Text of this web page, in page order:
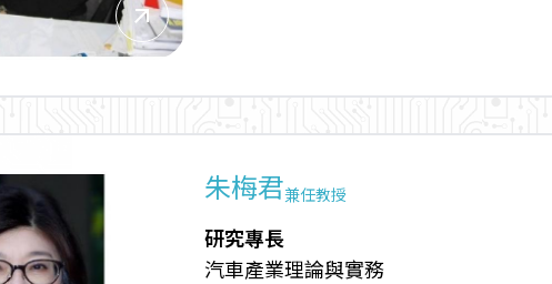
arrow_outward
朱梅君兼任教授
研究專長
汽車產業理論與實務